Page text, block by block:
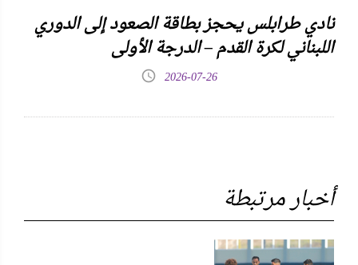
نادي طرابلس يحجز بطاقة الصعود إلى الدوري
اللبناني لكرة القدم – الدرجة الأولى
2026-07-26
أخبار مرتبطة